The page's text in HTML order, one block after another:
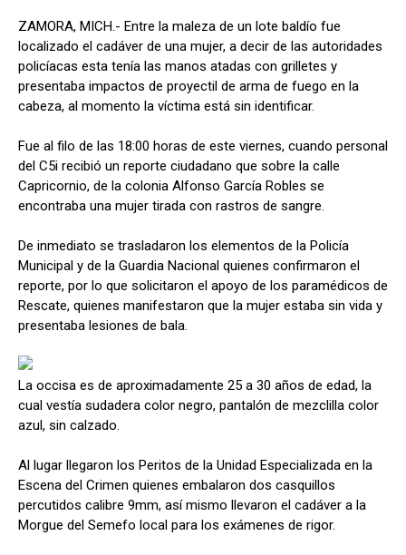
ZAMORA, MICH.- Entre la maleza de un lote baldío fue
localizado el cadáver de una mujer, a decir de las autoridades
policíacas esta tenía las manos atadas con grilletes y
presentaba impactos de proyectil de arma de fuego en la
cabeza, al momento la víctima está sin identificar.
Fue al filo de las 18:00 horas de este viernes, cuando personal
del C5i recibió un reporte ciudadano que sobre la calle
Capricornio, de la colonia Alfonso García Robles se
encontraba una mujer tirada con rastros de sangre.
De inmediato se trasladaron los elementos de la Policía
Municipal y de la Guardia Nacional quienes confirmaron el
reporte, por lo que solicitaron el apoyo de los paramédicos de
Rescate, quienes manifestaron que la mujer estaba sin vida y
presentaba lesiones de bala.
La occisa es de aproximadamente 25 a 30 años de edad, la
cual vestía sudadera color negro, pantalón de mezclilla color
azul, sin calzado.
Al lugar llegaron los Peritos de la Unidad Especializada en la
Escena del Crimen quienes embalaron dos casquillos
percutidos calibre 9mm, así mismo llevaron el cadáver a la
Morgue del Semefo local para los exámenes de rigor.